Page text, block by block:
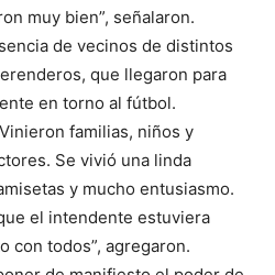
muy bien”, señalaron.
de vecinos de distintos
que llegaron para
en torno al fútbol.
familias, niños y
Se vivió una linda
y mucho entusiasmo.
el intendente estuviera
con todos”, agregaron.